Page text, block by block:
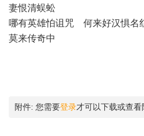
妻恨清蜈蚣
哪有英雄怕诅咒 何来好汉惧
莫来传奇中
附件: 您需要登录才可以下载或查看